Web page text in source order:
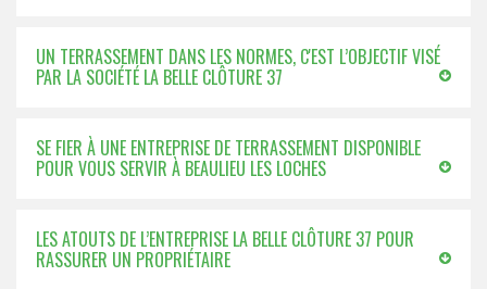
UN TERRASSEMENT DANS LES NORMES, C'EST L’OBJECTIF VISÉ
PAR LA SOCIÉTÉ LA BELLE CLÔTURE 37
SE FIER À UNE ENTREPRISE DE TERRASSEMENT DISPONIBLE
POUR VOUS SERVIR À BEAULIEU LES LOCHES
LES ATOUTS DE L’ENTREPRISE LA BELLE CLÔTURE 37 POUR
RASSURER UN PROPRIÉTAIRE